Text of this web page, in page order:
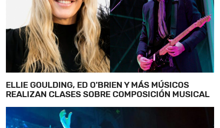
ELLIE GOULDING, ED O'BRIEN Y MÁS MÚSICOS
REALIZAN CLASES SOBRE COMPOSICIÓN MUSICAL